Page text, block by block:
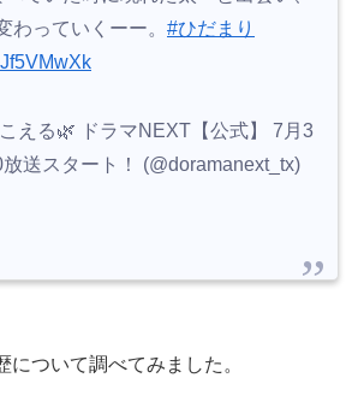
わっていくーー。 #ひだまり
える🌿 ドラマNEXT【公式】 7月3
送スタート！ (@doramanext_tx)
について調べてみました。